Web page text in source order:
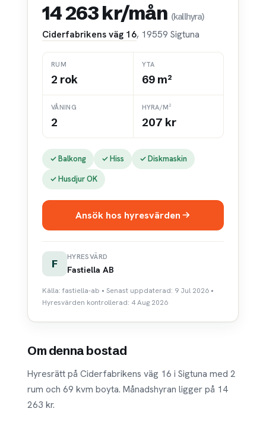
14 263 kr/mån (kallhyra)
Ciderfabrikens väg 16, 19559 Sigtuna
RUM
2 rok
YTA
69 m²
VÅNING
2
HYRA/M²
207 kr
✓ Balkong ✓ Hiss
✓ Diskmaskin
✓ Husdjur OK
Ansök hos hyresvärden
F
HYRESVÄRD
Fastiella AB
Källa: fastiella-ab • Senast uppdaterad: 9 Jul 2026 •
Hyresvärden kontrollerad: 4 Aug 2026
Om denna bostad
Hyresrätt på Ciderfabrikens väg 16 i Sigtuna med 2
rum och 69 kvm boyta. Månadshyran ligger på 14
263 kr.